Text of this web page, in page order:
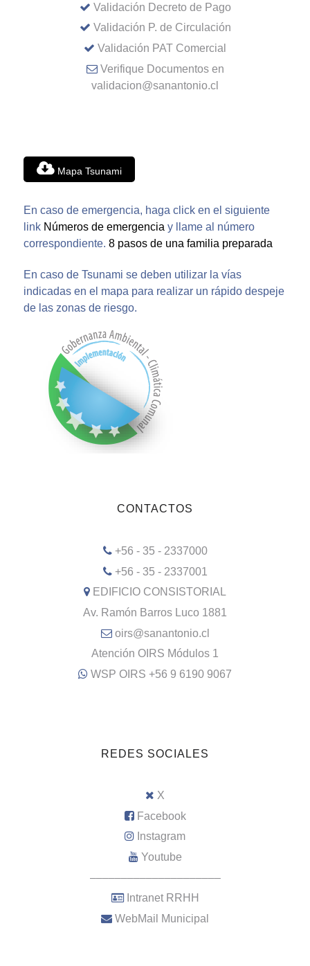
Validación Decreto de Pago
Validación P. de Circulación
Validación PAT Comercial
Verifique Documentos en
validacion@sanantonio.cl
Mapa Tsunami
En caso de emergencia, haga click en el siguiente
link Números de emergencia y llame al número
correspondiente. 8 pasos de una familia preparada
En caso de Tsunami se deben utilizar la vías
indicadas en el mapa para realizar un rápido despeje
de las zonas de riesgo.
CONTACTOS
+56 - 35 - 2337000
+56 - 35 - 2337001
EDIFICIO CONSISTORIAL
Av. Ramón Barros Luco 1881
oirs@sanantonio.cl
Atención OIRS Módulos 1
WSP OIRS +56 9 6190 9067
REDES SOCIALES
X
Facebook
Instagram
Youtube
–––––––––––––––––––––
Intranet RRHH
WebMail Municipal